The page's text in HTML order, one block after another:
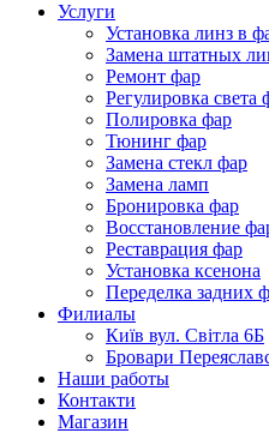
Услуги
Установка линз в
Замена штатных
Ремонт фар
Регулировка света
Полировка фар
Тюнинг фар
Замена стекл фар
Замена ламп
Бронировка фар
Восстановление
Реставрация фар
Установка ксенона
Переделка задних
Филиалы
Київ вул. Світла 6Б
Бровари
Наши работы
Контакти
Магазин